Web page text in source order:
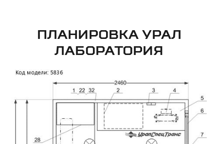
ПЛАНИРОВКА УРАЛ
ЛАБОРАТОРИЯ